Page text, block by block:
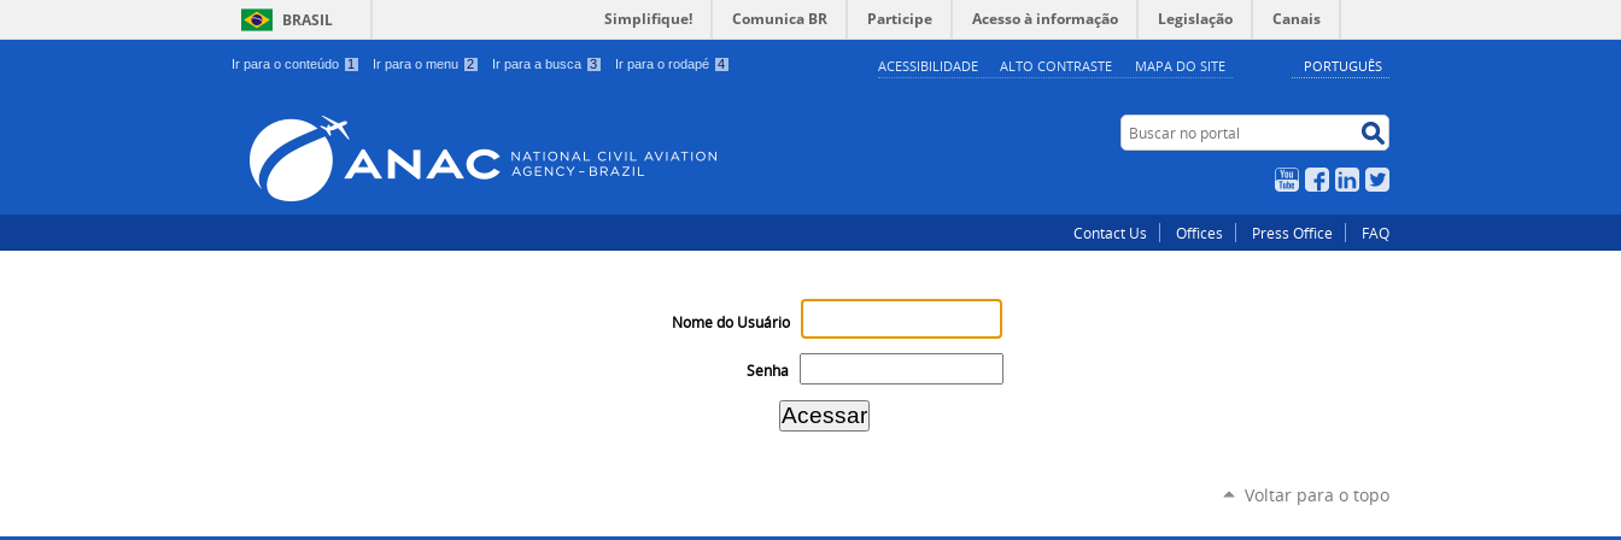
Ir para o conteúdo 1 Ir para o menu 2 Ir para a busca 3 Ir para o rodapé 4 PORTUGUÊS
ACESSIBILIDADE ALTO CONTRASTE MAPA DO SITE
BRASIL Simplifique! Comunica BR Participe Acesso à informação Legislação Canais
Buscar no portal
YouTubeFacebook
LinkedIn
Contact Us Offices Press Office FAQ
Nome do Usuário
Senha
Voltar para o topo